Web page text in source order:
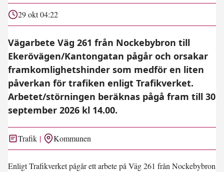
29 okt 04:22
Vägarbete Väg 261 från Nockebybron till
Ekerövägen/Kantongatan pågår och orsakar
framkomlighetshinder som medför en liten
påverkan för trafiken enligt Trafikverket.
Arbetet/störningen beräknas pågå fram till 30
september 2026 kl 14.00.
Trafik Kommunen
Enligt Trafikverket pågår ett arbete på Väg 261 från Nockebybron